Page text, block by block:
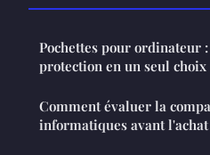
Pochettes pour ordinateur
protection en un seul choix
Comment évaluer la
informatiques avant l'achat